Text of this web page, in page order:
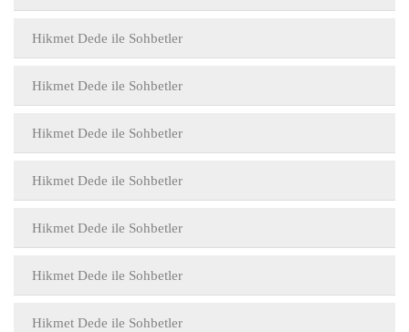
Hikmet Dede ile Sohbetler
Hikmet Dede ile Sohbetler
Hikmet Dede ile Sohbetler
Hikmet Dede ile Sohbetler
Hikmet Dede ile Sohbetler
Hikmet Dede ile Sohbetler
Hikmet Dede ile Sohbetler